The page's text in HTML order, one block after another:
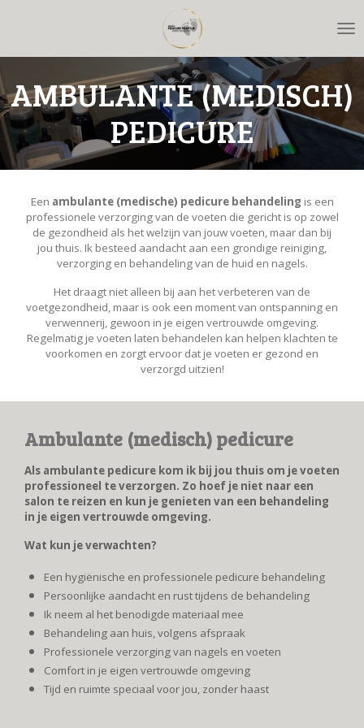
naar
hoofdinhoud
AMBULANTE (MEDISCH)
PEDICURE
Een ambulante (medische) pedicure behandeling is een
professionele verzorging van de voeten die gericht is op zowel
de gezondheid als het welzijn van jouw voeten, maar dan bij
jou thuis. Ik besteed aandacht aan een grondige reiniging,
verzorging en behandeling van de huid en nagels.
Het draagt niet alleen bij aan het verbeteren van de
voetgezondheid, maar is ook een moment van ontspanning en
verwennerij, gewoon in je eigen vertrouwde omgeving.
Regelmatig je voeten laten behandelen kan helpen klachten te
voorkomen en zorgt ervoor dat je voeten er gezond en
verzorgd uitzien!
Ambulante (medisch) pedicure
Als ambulante pedicure kom ik bij jou thuis om je voeten
professioneel te verzorgen. Zo hoef je niet naar een
salon te reizen en kun je genieten van een behandeling
in je eigen vertrouwde omgeving.
Wat kun je verwachten?
Een hygiënische en professionele pedicure behandeling
Persoonlijke aandacht en rust tijdens de behandeling
Ik neem al het benodigde materiaal mee
Behandeling aan huis, volgens afspraak
Professionele verzorging van nagels en voeten
Comfort in je eigen vertrouwde omgeving
Tijd en ruimte speciaal voor jou, zonder haast